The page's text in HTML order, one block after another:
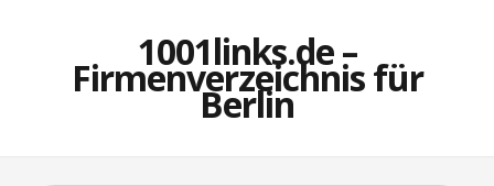
1001links.de –
Firmenverzeichnis für
Berlin